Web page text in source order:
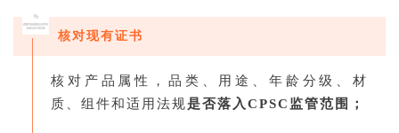
核对现有证书
核对产品属性，品类、用途、年龄分级、材
质、组件和适用法规是否落入CPSC监管范围；